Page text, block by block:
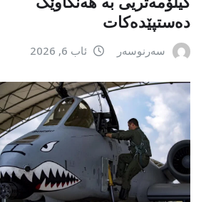
دەستپێدەکات
سەرنوسەر ئاب 6, 2026